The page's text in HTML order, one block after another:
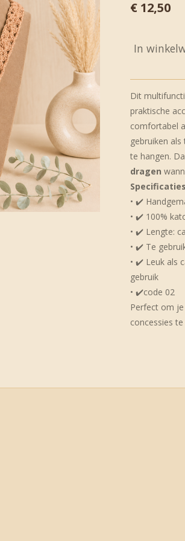
€ 12,50
In
Dit
praktische
comfortabel
gebruiken
te hangen.
dragen
• ✔️
• ✔️ 100%
• ✔️ Lengte:
• ✔️ Te
• ✔️ Leuk als
gebruik
• ✔️code 02
Perfect om
concessies